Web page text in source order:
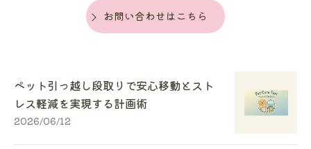
お問い合わせはこちら
ペット引っ越し段取りで安心移動とスト
レス軽減を実現する計画術
2026/06/12